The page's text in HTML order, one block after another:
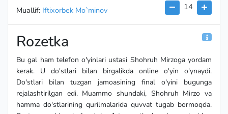
14
Muallif: Iftixorbek Mo`minov
Rozetka
Bu gal ham telefon o'yinlari ustasi Shohruh Mirzoga yordam
kerak. U do'stlari bilan birgalikda online o'yin o'ynaydi.
Do'stlari bilan tuzgan jamoasining final o'yini bugunga
rejalashtirilgan edi. Muammo shundaki, Shohruh Mirzo va
hamma do'stlarining qurilmalarida quvvat tugab bormoqda.